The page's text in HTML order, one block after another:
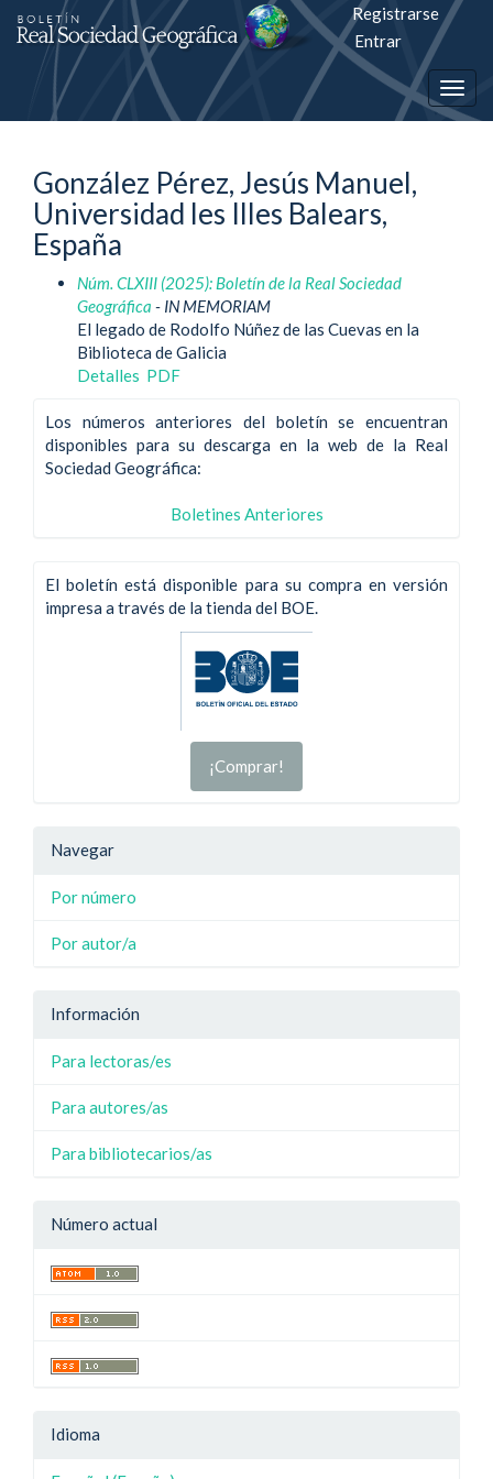
Salto
rápiso
a
página
contenido
Navegación
principal
Contenido
principal
lateral
Registrarse
Entrar
González Pérez, Jesús Manuel,
Universidad les Illes Balears,
España
Núm. CLXIII (2025): Boletín de la Real Sociedad
Geográfica - IN MEMORIAM
El legado de Rodolfo Núñez de las Cuevas en la
Biblioteca de Galicia
Detalles PDF
Los números anteriores del boletín se encuentran
disponibles para su descarga en la web de la Real
Sociedad Geográfica:
Boletines Anteriores
El boletín está disponible para su compra en versión
impresa a través de la tienda del BOE.
¡Comprar!
Navegar
Por número
Por autor/a
Información
Para lectoras/es
Para autores/as
Para bibliotecarios/as
Número actual
Idioma